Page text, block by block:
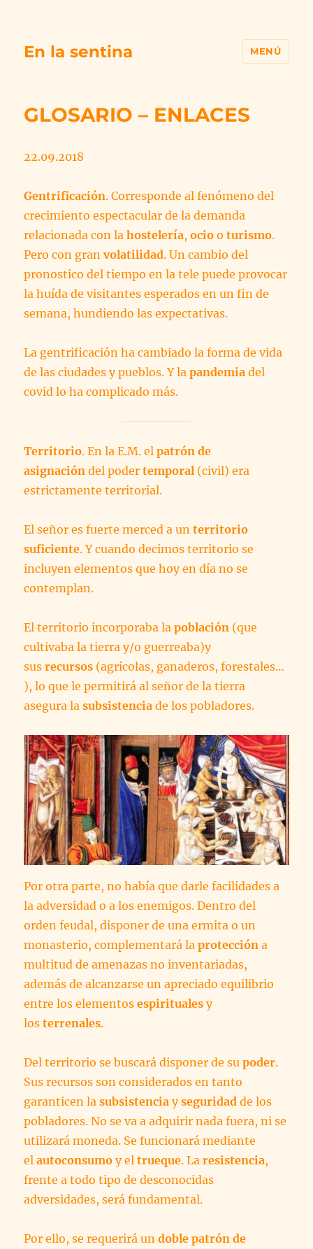
En la sentina MENÚ
GLOSARIO – ENLACES
22.09.2018
Gentrificación. Corresponde al fenómeno del
crecimiento espectacular de la demanda
relacionada con lahostelería,ociooturismo.
Pero con granvolatilidad. Un cambio del
pronostico del tiempo en la tele puede provocar
la huída de visitantes esperados en un fin de
semana, hundiendo las expectativas.
La gentrificación ha cambiado la forma de vida
de las ciudades y pueblos. Y lapandemiadel
covid lo ha complicado más.
Territorio. En la E.M. elpatrón de
asignación del podertemporal (civil) era
estrictamente territorial.
El señor es fuerte merced a unterritorio
suficiente. Y cuando decimos territorio se
incluyen elementos que hoy en día no se
contemplan.
El territorio incorporaba lapoblación (que
cultivaba la tierra y/o guerreaba)y
susrecursos (agrícolas, ganaderos, forestales…
), lo que le permitirá al señor de la tierra
asegura lasubsistenciade los pobladores.
Por otra parte, no había que darle facilidades a
la adversidad o a los enemigos. Dentro del
orden feudal, disponer de una ermita o un
monasterio, complementará laproteccióna
multitud de amenazas no inventariadas,
además de alcanzarse un apreciado equilibrio
entre los elementosespiritualesy
losterrenales.
Del territorio se buscará disponer de supoder.
Sus recursos son considerados en tanto
garanticen lasubsistenciayseguridadde los
pobladores. No se va a adquirir nada fuera, ni se
utilizará moneda. Se funcionará mediante
elautoconsumoy eltrueque. Laresistencia,
frente a todo tipo de desconocidas
adversidades, será fundamental.
Por ello, se requerirá undoble patrón de